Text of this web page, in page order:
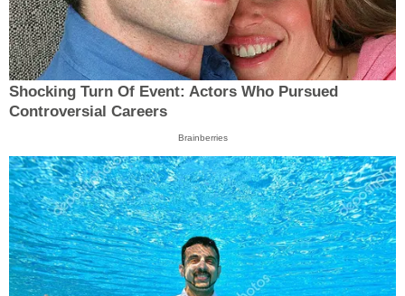
Shocking Turn Of Event: Actors Who Pursued
Controversial Careers
Brainberries